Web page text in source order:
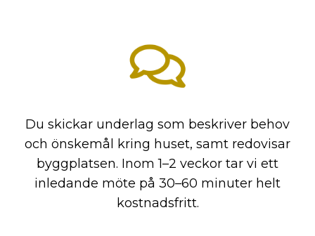
Du skickar underlag som beskriver behov
och önskemål kring huset, samt redovisar
byggplatsen. Inom 1–2 veckor tar vi ett
inledande möte på 30–60 minuter helt
kostnadsfritt.